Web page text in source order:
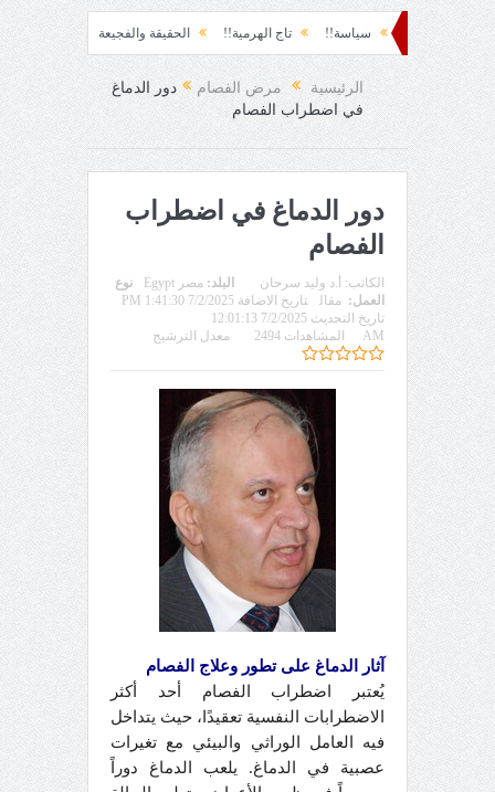
نشوة!! سياسة!! تاج الهرمية!! الحقيقة والفجيعة!! لِقاءُ في المَطَرِ!
المفاجئ!
الرئيسية مرض الفصام
دور الدماغ
في اضطراب الفصام
دور الدماغ في اضطراب
الفصام
الكاتب: أ.د وليد سرحان البلد: مصر Egypt
نوع
العمل: مقال
تاريخ الاضافة 7/2/2025 1:41:30 PM
تاريخ التحديث 7/2/2025 12:01:13
AM
المشاهدات 2494 معدل الترشيح
آثار الدماغ على تطور وعلاج الفصام
يُعتبر اضطراب الفصام أحد أكثر
الاضطرابات النفسية تعقيدًا، حيث يتداخل
فيه العامل الوراثي والبيئي مع تغيرات
عصبية في الدماغ. يلعب الدماغ دوراً